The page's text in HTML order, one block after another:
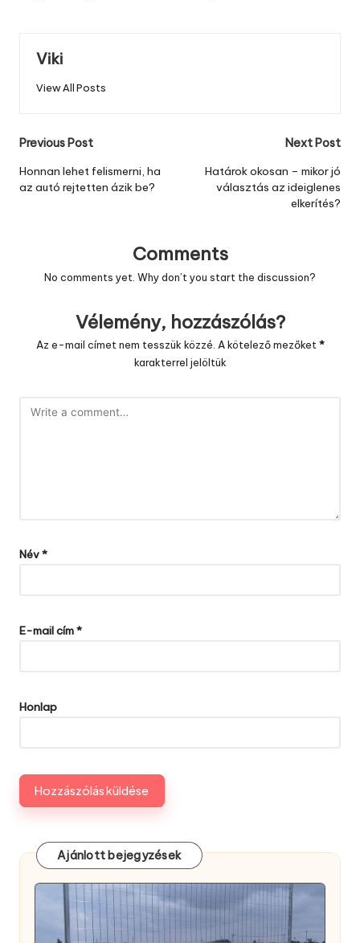
Viki
View All Posts
Post
navigation
Previous Post
Honnan lehet felismerni, ha
az autó rejtetten ázik be?
Next Post
Határok okosan – mikor jó
választás az ideiglenes
elkerítés?
Comments
No comments yet. Why don’t you start the discussion?
Vélemény, hozzászólás?
Az e-mail címet nem tesszük közzé. A kötelező mezőket*
karakterrel jelöltük
Név*
E-mail cím*
Honlap
Ajánlott bejegyzések